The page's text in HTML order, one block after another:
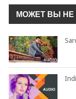
МОЖЕТ ВЫ НЕ